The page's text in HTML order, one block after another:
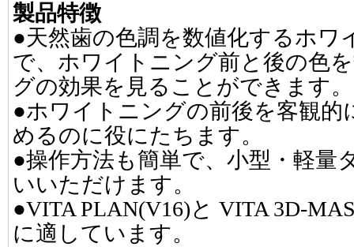
製品特徴
●天然歯の色調を数値化するホワ
で、ホワイトニング前と後の色
グの効果を見ることができます。
●ホワイトニングの前後を客観的
めるのに役にたちます。
●操作方法も簡単で、小型・軽量
いいただけます。
●VITA PLAN(V16)と VITA 3D-
に適しています。